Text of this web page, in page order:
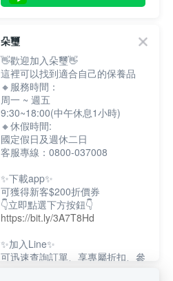
朵璽
👋歡迎加入朵璽👋
這裡可以找到適合自己的保養品
🔸服務時間：
周一 ~ 週五
9:30~18:00(中午休息1小時)
🔸休假時間:
國定假日及週休二日
客服專線：0800-037008
✨下載app✨
可獲得新客$200折價券
👇立即點選下方按鈕👇
https://bit.ly/3A7T8Hd
✨加入Line✨
可迅速查詢訂單、享專屬折扣、參